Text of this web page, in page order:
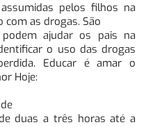
pelos filhos na
as drogas. São
ajudar os pais na
o uso das drogas
Educar é amar o
Hoje:
duas a três horas até a